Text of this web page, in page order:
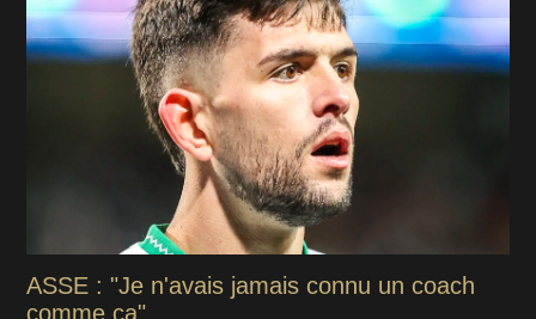
ASSE : "Je n'avais jamais connu un coach
comme ça"